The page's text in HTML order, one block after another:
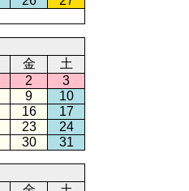
金
土
2
3
9
10
16
17
23
24
30 31